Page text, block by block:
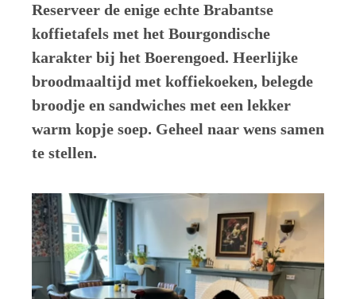
Reserveer de enige echte Brabantse
koffietafels met het Bourgondische
karakter bij het Boerengoed. Heerlijke
broodmaaltijd met koffiekoeken, belegde
broodje en sandwiches met een lekker
warm kopje soep. Geheel naar wens samen
te stellen.